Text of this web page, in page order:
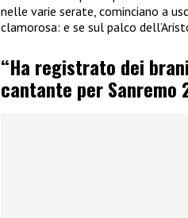
nelle varie serate, cominciano a
clamorosa: e se sul palco
“Ha registrato dei
cantante per Sanremo